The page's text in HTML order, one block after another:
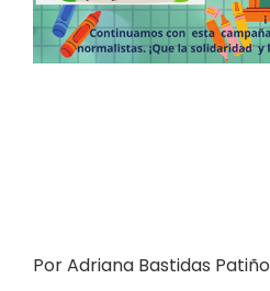
Por Adriana Bastidas Patiño